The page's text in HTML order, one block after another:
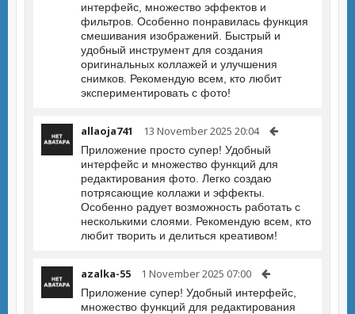
интерфейс, множество эффектов и
фильтров. Особенно понравилась функция
смешивания изображений. Быстрый и
удобный инструмент для создания
оригинальных коллажей и улучшения
снимков. Рекомендую всем, кто любит
экспериментировать с фото!
allaoja741 13 November 2025 20:04
Приложение просто супер! Удобный
интерфейс и множество функций для
редактирования фото. Легко создаю
потрясающие коллажи и эффекты.
Особенно радует возможность работать с
несколькими слоями. Рекомендую всем, кто
любит творить и делиться креативом!
azalka-55 1 November 2025 07:00
Приложение супер! Удобный интерфейс,
множество функций для редактирования